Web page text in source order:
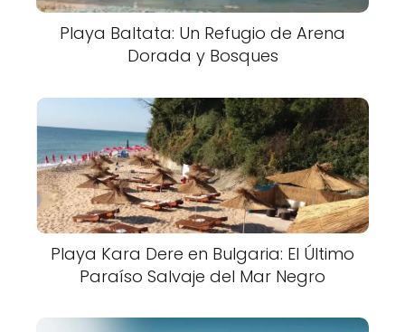
Playa Baltata: Un Refugio de Arena
Dorada y Bosques
Playa Kara Dere en Bulgaria: El Último
Paraíso Salvaje del Mar Negro